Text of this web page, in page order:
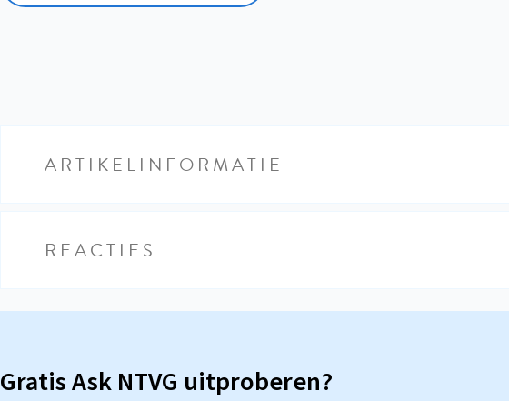
ARTIKELINFORMATIE
REACTIES
Gratis Ask NTVG uitproberen?